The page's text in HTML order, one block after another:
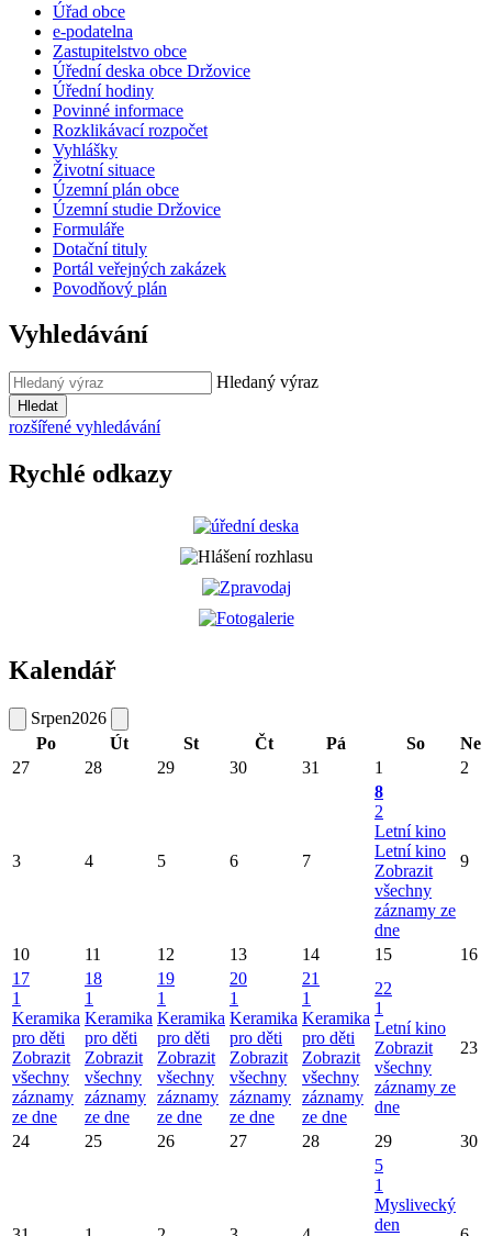
Úřad obce
e-podatelna
Zastupitelstvo obce
Úřední deska obce Držovice
Úřední hodiny
Povinné informace
Rozklikávací rozpočet
Vyhlášky
Životní situace
Územní plán obce
Územní studie Držovice
Formuláře
Dotační tituly
Portál veřejných zakázek
Povodňový plán
Vyhledávání
Hledaný výraz
Hledat
rozšířené vyhledávání
Rychlé odkazy
Kalendář
Srpen2026
Po
Út St Čt Pá So
Ne
27
28 29 30 31 1 2
3 4 5 6 7
8
2
Letní kino
Letní kino
Zobrazit
všechny
záznamy ze
dne
9
10 11 12 13 14 15
16
17
1
Keramika
pro děti
Zobrazit
všechny
záznamy
ze dne
18
1
Keramika
pro děti
Zobrazit
všechny
záznamy
ze dne
19
1
Keramika
pro děti
Zobrazit
všechny
záznamy
ze dne
20
1
Keramika
pro děti
Zobrazit
všechny
záznamy
ze dne
21
1
Keramika
pro děti
Zobrazit
všechny
záznamy
ze dne
22
1
Letní kino
Zobrazit
všechny
záznamy ze
dne
23
24 25 26 27 28 29 30
5
1
Myslivecký
den